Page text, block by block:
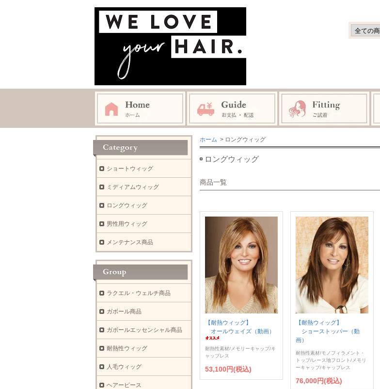
ホーム > ロングウィッグ
ロングウィッグ
商品一覧
【耐熱ウィッグ】
オールウェイズ（動画）
耐熱性素材/メモリーキャップ/キ
ャップレス
53,100円(税込)
【耐熱ウィッグ】
ショーストッパー（動
画）
耐熱性素材/モノフィラメント・
トップ/レース地フロント/メモリ
ーキャップ/キャップレス
76,000円(税込)
ショートウィッグ
ミディアムウィッグ
ロングウィッグ
男性用ウィッグ
メンテナンス商品
ラクエル・ウェルチ商品
ガボール商品
ガボールエッセンシャル商品
耐熱性ウィッグ
人毛ウィッグ
ヘアーピース